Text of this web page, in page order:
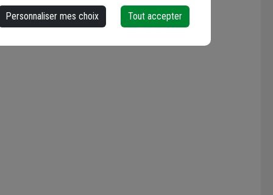
générales
Personnaliser mes choix Tout accepter